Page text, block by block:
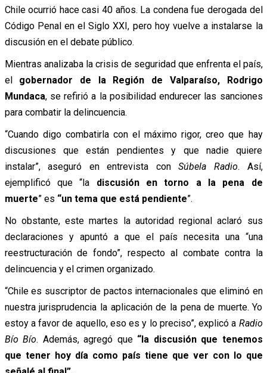
Chile ocurrió hace casi 40 años. La condena fue derogada del
Código Penal en el Siglo XXI, pero hoy vuelve a instalarse la
discusión en el debate público.
Mientras analizaba la crisis de seguridad que enfrenta el país,
el gobernador de la Región de Valparaíso, Rodrigo
Mundaca, se refirió a la posibilidad endurecer las sanciones
para combatir la delincuencia.
“Cuando digo combatirla con el máximo rigor, creo que hay
discusiones que están pendientes y que nadie quiere
instalar”, aseguró en entrevista conSúbela Radio. Así,
ejemplificó que “la discusión en torno a la
pena de
muerte” es “un tema que está pendiente”.
No obstante, este martes la autoridad regional aclaró sus
declaraciones y apuntó a que el país necesita una “una
reestructuración de fondo”, respecto al combate contra la
delincuencia y el crimen organizado.
“Chile es suscriptor de pactos internacionales que eliminó en
nuestra jurisprudencia la aplicación de la pena de muerte. Yo
estoy a favor de aquello, eso es y lo preciso”, explicó a Radio
Bío Bío. Además, agregó que“la discusión que tenemos
que tener hoy día como país tiene que ver con lo que